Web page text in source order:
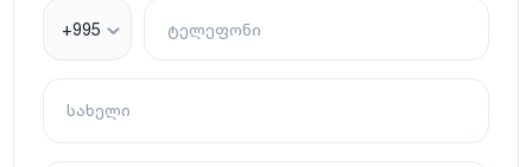
+995 ტელეფონი
სახელი